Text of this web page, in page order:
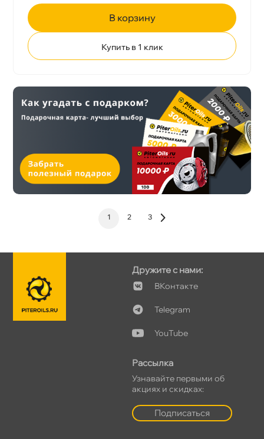
корзину
Купить в 1 клик
1 2 3
Дружите с нами:
Контакте
Telegram
YouTube
Рассылка
Узнавайте первыми о
акциях и скидках:
Подписаться